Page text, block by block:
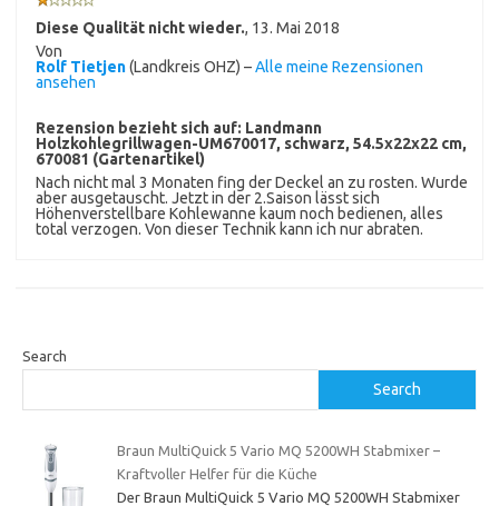
Diese Qualität nicht wieder., 13. Mai 2018
Von
Rolf Tietjen(Landkreis OHZ) –Alle meine Rezensionen
ansehen
Rezension bezieht sich auf: Landmann
Holzkohlegrillwagen-UM670017, schwarz, 54.5x22x22 cm,
670081 (Gartenartikel)
Nach nicht mal 3 Monaten fing der Deckel an zu rosten. Wurde
aber ausgetauscht. Jetzt in der 2.Saison lässt sich
Höhenverstellbare Kohlewanne kaum noch bedienen, alles
total verzogen. Von dieser Technik kann ich nur abraten.
Search
Search
Braun MultiQuick 5 Vario MQ 5200WH Stabmixer –
Kraftvoller Helfer für die Küche
Der Braun MultiQuick 5 Vario MQ 5200WH Stabmixer